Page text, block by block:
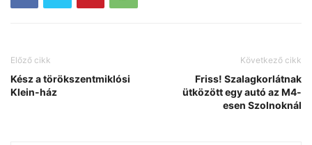
Előző cikk
Kész a törökszentmiklósi
Klein-ház
Következő cikk
Friss! Szalagkorlátnak
ütközött egy autó az M4-
esen Szolnoknál